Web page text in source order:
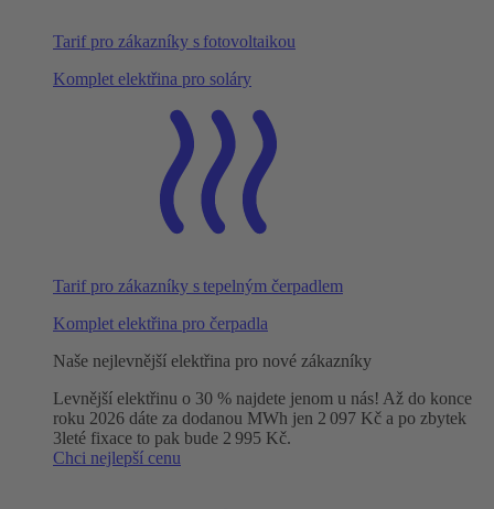
Tarif pro zákazníky s fotovoltaikou
Komplet elektřina pro soláry
Tarif pro zákazníky s tepelným čerpadlem
Komplet elektřina pro čerpadla
Naše nejlevnější elektřina pro nové zákazníky
Levnější elektřinu o 30 % najdete jenom u nás! Až do konce
roku 2026 dáte za dodanou MWh jen 2 097 Kč a po zbytek
3leté fixace to pak bude 2 995 Kč.
Chci nejlepší cenu